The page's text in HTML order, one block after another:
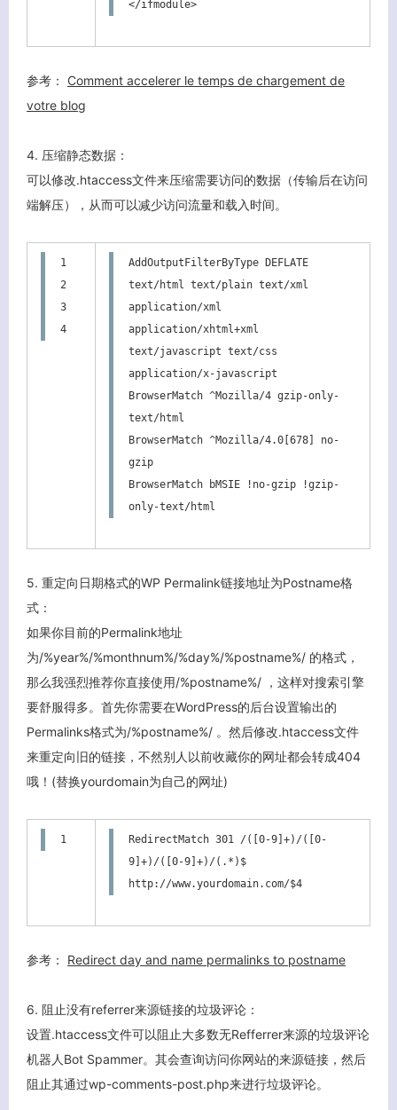
</ifmodule>
参考： Comment accelerer le temps de chargement de
votre blog
4. 压缩静态数据：
可以修改.htaccess文件来压缩需要访问的数据（传输后在访问
端解压），从而可以减少访问流量和载入时间。
1
2
3
4
AddOutputFilterByType DEFLATE
text/html text/plain text/xml
application/xml
application/xhtml+xml
text/javascript text/css
application/x-javascript
BrowserMatch ^Mozilla/4 gzip-only-
text/html
BrowserMatch ^Mozilla/4.0[678] no-
gzip
BrowserMatch bMSIE !no-gzip !gzip-
only-text/html
5. 重定向日期格式的WP Permalink链接地址为Postname格
式：
如果你目前的Permalink地址
为/%year%/%monthnum%/%day%/%postname%/ 的格式，
那么我强烈推荐你直接使用/%postname%/ ，这样对搜索引擎
要舒服得多。首先你需要在WordPress的后台设置输出的
Permalinks格式为/%postname%/ 。然后修改.htaccess文件
来重定向旧的链接，不然别人以前收藏你的网址都会转成404
哦！(替换yourdomain为自己的网址)
1
RedirectMatch 301 /([0-9]+)/([0-
9]+)/([0-9]+)/(.*)$
http://www.yourdomain.com/$4
参考： Redirect day and name permalinks to postname
6. 阻止没有referrer来源链接的垃圾评论：
设置.htaccess文件可以阻止大多数无Refferrer来源的垃圾评论
机器人Bot Spammer。其会查询访问你网站的来源链接，然后
阻止其通过wp-comments-post.php来进行垃圾评论。
客服小美